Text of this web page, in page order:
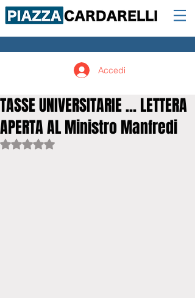
Accedi
TASSE UNIVERSITARIE ... LETTERA
APERTA AL Ministro Manfredi
Valutazione NaN stelle su 5.